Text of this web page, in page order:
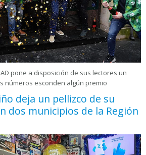
pone a disposición de sus lectores un
números esconden algún premio
deja un pellizco de su
dos municipios de la Región